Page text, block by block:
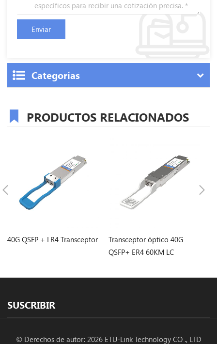
Categorías
PRODUCTOS RELACIONADOS
40G QSFP + LR4 Transceptor
Transceptor óptico 40G
QSFP+ ER4 60KM LC
SUSCRIBIR
© Derechos de autor: 2026 ETU-Link Technology CO ., LTD